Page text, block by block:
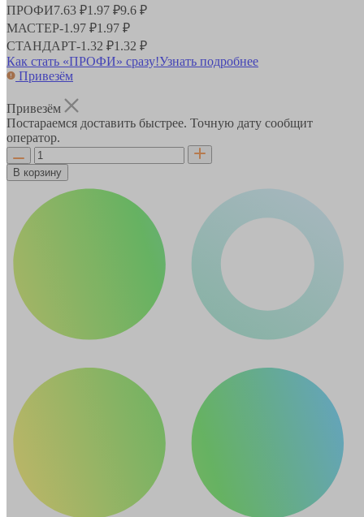
ПРОФИ7.63 ₽1.97 ₽9.6 ₽
МАСТЕР-1.97 ₽1.97 ₽
СТАНДАРТ-1.32 ₽1.32 ₽
Как стать «ПРОФИ» сразу!Узнать подробнее
Привезём
Привезём
Постараемся доставить быстрее. Точную дату сообщит
оператор.
В корзину